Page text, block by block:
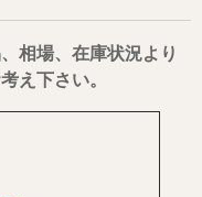
相場、在庫状況より
え下さい。